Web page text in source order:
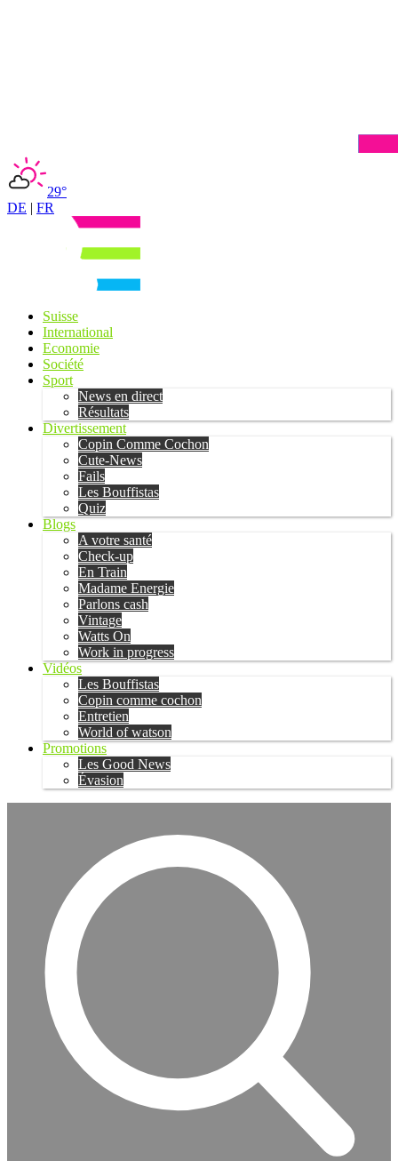
29°
DE | FR
Suisse
International
Economie
Société
Sport
News en direct
Résultats
Divertissement
Copin Comme Cochon
Cute-News
Fails
Les Bouffistas
Quiz
Blogs
A votre santé
Check-up
En Train
Madame Energie
Parlons cash
Vintage
Watts On
Work in progress
Vidéos
Les Bouffistas
Copin comme cochon
Entretien
World of watson
Promotions
Les Good News
Évasion